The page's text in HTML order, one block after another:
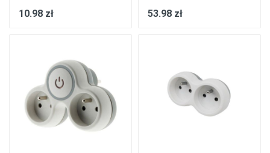
10.98 zł 53.98 zł